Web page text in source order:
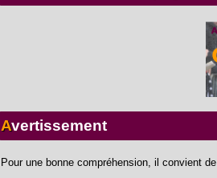
Avertissement
Pour une bonne compréhension, il convient